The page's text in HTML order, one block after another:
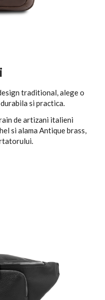
traditional, alege o
si practica.
de artizani italieni
si alama Antique brass,